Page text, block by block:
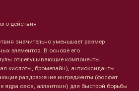
действия
значительно уменьшает размер
элементов. В основе его
отшелушивающие компоненты
кислоты, бромелайн), антиоксиданты
раздражение ингредиенты (фосфат
ядра овса, аллантоин) для быстрой борьбы